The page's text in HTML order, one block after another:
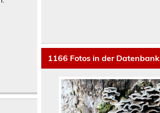
1166 Fotos in der Datenbank